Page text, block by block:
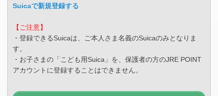
Suicaで新規登録する
【ご注意】
・登録できるSuicaは、ご本人さま名義のSuicaのみとなりま
す。
・お子さまの「こども用Suica」を、保護者の方のJRE POINT
アカウントに登録することはできません。